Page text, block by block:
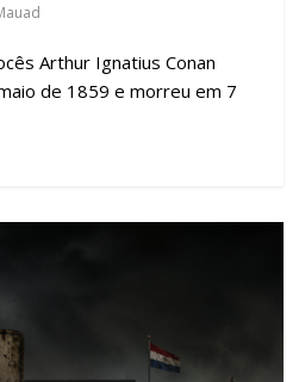
Arthur Ignatius Conan
de 1859 e morreu em 7